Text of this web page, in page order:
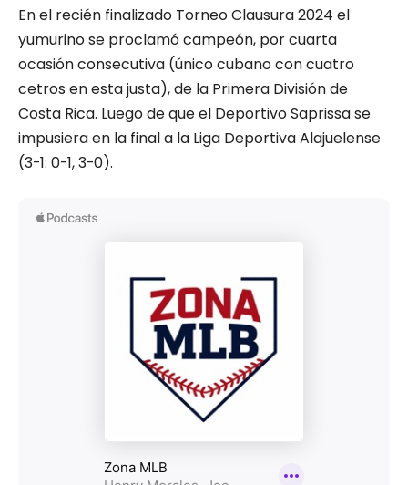
En el recién finalizado Torneo Clausura 2024 el
yumurino se proclamó campeón, por cuarta
ocasión consecutiva (único cubano con cuatro
cetros en esta justa), de la Primera División de
Costa Rica. Luego de que el Deportivo Saprissa se
impusiera en la final a la Liga Deportiva Alajuelense
(3-1: 0-1, 3-0).